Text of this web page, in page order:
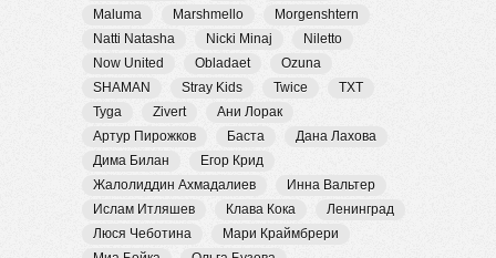
Maluma
Marshmello
Morgenshtern
Natti Natasha
Nicki Minaj
Niletto
Now United
Obladaet
Ozuna
SHAMAN
Stray Kids Twice
TXT
Tyga
Zivert
Ани Лорак
Артур Пирожков
Баста
Дана Лахова
Дима Билан
Егор Крид
Жалолиддин Ахмадалиев
Инна Вальтер
Ислам Итляшев
Клава Кока
Ленинград
Люся Чеботина
Мари Краймбрери